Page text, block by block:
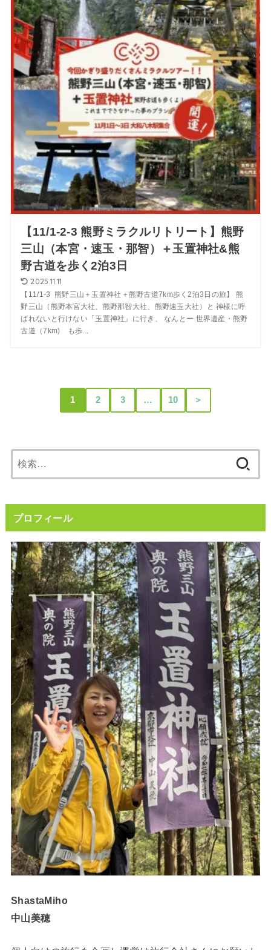
【11/1-2-3 熊野ミラクルリトリート】熊野
三山（本宮・速玉・那智）＋玉置神社&熊
野古道を歩く2泊3日
2025.11.11
【11/1-3 熊野三山＋玉置神社＋熊野古道7km歩く2泊3日の旅】 熊
野三山（熊野本宮大社、熊野那智大社、熊野速玉大社）と 神様に呼
ばれないと行けない「玉置神社」に行き、 なんとー 世界遺産・熊野
古道（7km) も歩...
1 2 3 … 10 ＞
索:
プロフィール
ShastaMiho
中山美穂